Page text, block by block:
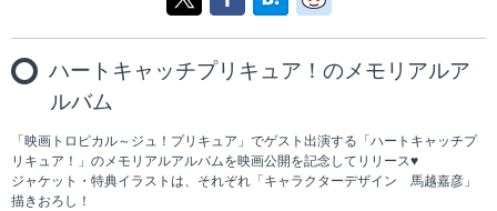
ハートキャッチプリキュア！のメモリアルア
ルバム
「映画トロピカル～ジュ！プリキュア」でゲスト出演する「ハートキャッチプ
リキュア！」のメモリアルアルバムを映画公開を記念してリリース♥
ジャケット・特典イラストは、それぞれ「キャラクターデザイン 馬越嘉彦」
描きおろし！